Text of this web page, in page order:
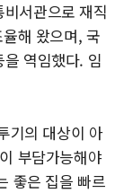
서관으로 재직
해 왔으며, 국
역임했다. 임
기의 대상이 아
부담가능해야
좋은 집을 빠르